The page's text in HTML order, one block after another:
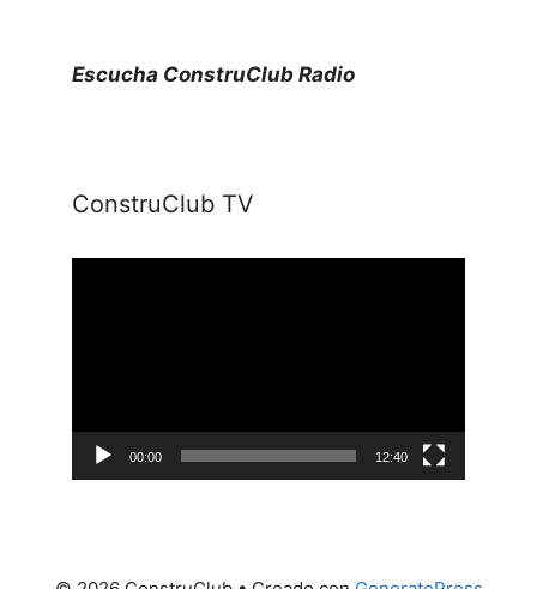
Escucha ConstruClub Radio
ConstruClub TV
00:00 12:40